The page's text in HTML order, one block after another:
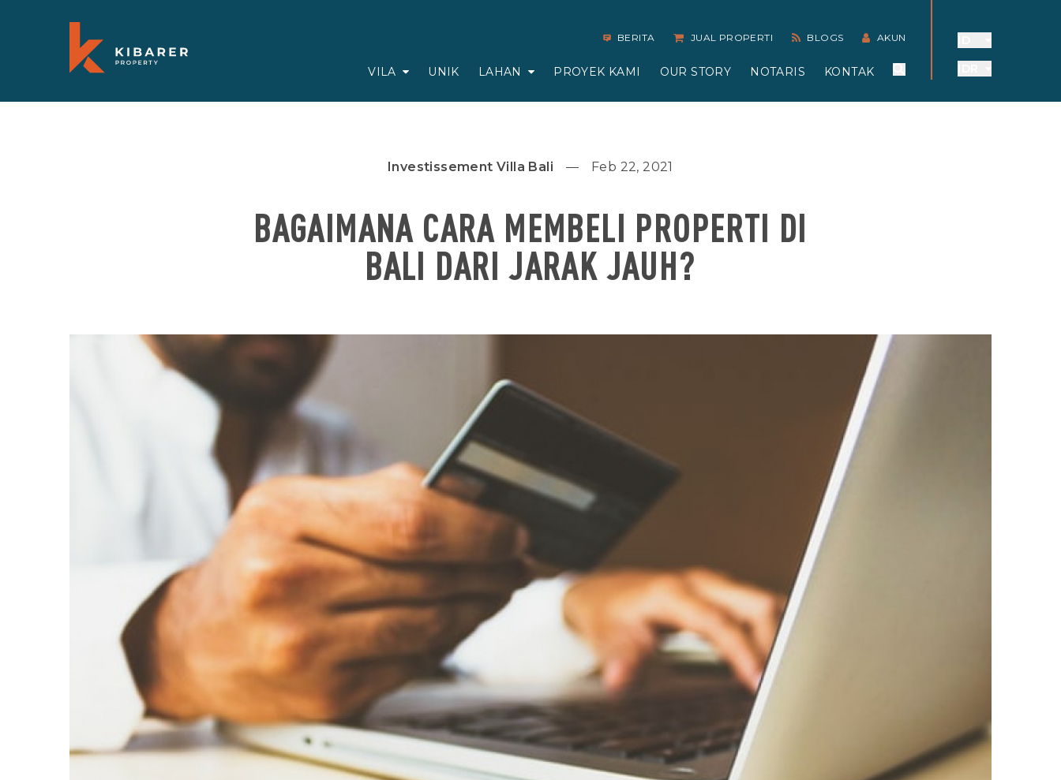
BERITA JUAL PROPERTI BLOGS AKUN
VILA UNIK LAHAN PROYEK KAMI OUR STORY NOTARIS KONTAK
Investissement Villa Bali Feb 22, 2021
BAGAIMANA CARA MEMBELI PROPERTI DI
BALI DARI JARAK JAUH?